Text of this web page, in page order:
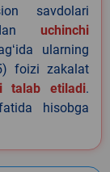
savdolari
uchinchi
ularning
foizi zakalat
talab etiladi.
hisobga